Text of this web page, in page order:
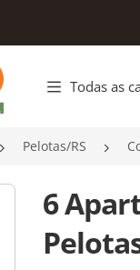
Todas as
Pelotas/RS
6